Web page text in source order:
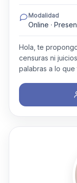
Modalidad
Online ·
Hola, te
censuras ni
palabras a lo